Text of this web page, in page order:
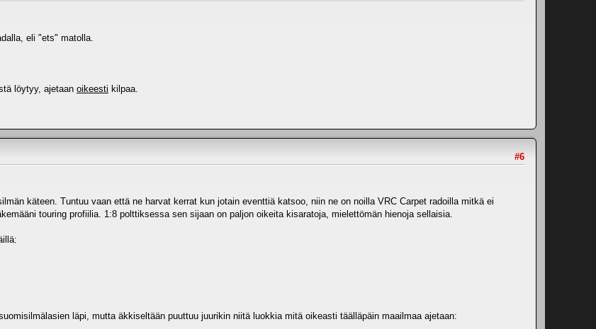
eli "ets" matolla.
löytyy, ajetaan oikeesti kilpaa.
#6
käteen. Tuntuu vaan että ne harvat kerrat kun jotain eventtiä katsoo, niin ne on noilla VRC Carpet radoilla mitkä ei
touring profiilia. 1:8 polttiksessa sen sijaan on paljon oikeita kisaratoja, mielettömän hienoja sellaisia.
läpi, mutta äkkiseltään puuttuu juurikin niitä luokkia mitä oikeasti täälläpäin maailmaa ajetaan: